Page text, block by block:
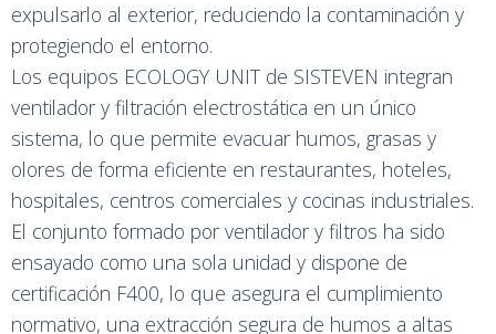
expulsarlo al exterior, reduciendo la contaminación y
protegiendo el entorno.
Los equipos ECOLOGY UNIT de SISTEVEN integran
ventilador y filtración electrostática en un único
sistema, lo que permite evacuar humos, grasas y
olores de forma eficiente en restaurantes, hoteles,
hospitales, centros comerciales y cocinas industriales.
El conjunto formado por ventilador y filtros ha sido
ensayado como una sola unidad y dispone de
certificación F400, lo que asegura el cumplimiento
normativo, una extracción segura de humos a altas